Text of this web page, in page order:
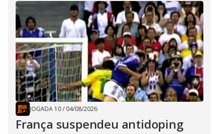
JOGADA 10/ 04/08/2026
França suspendeu antidoping